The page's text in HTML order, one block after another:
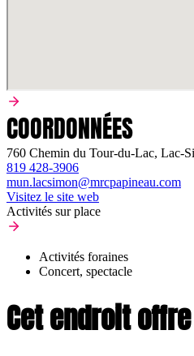
COORDONNÉES
760 Chemin du Tour-du-Lac, Lac-
819 428-3906
mun.lacsimon@mrcpapineau.com
Visitez le site web
Activités sur place
Activités foraines
Concert, spectacle
Cet endroit